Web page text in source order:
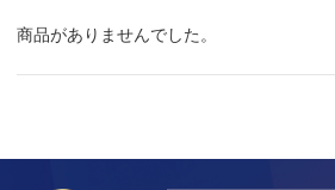
商品がありませんでした。